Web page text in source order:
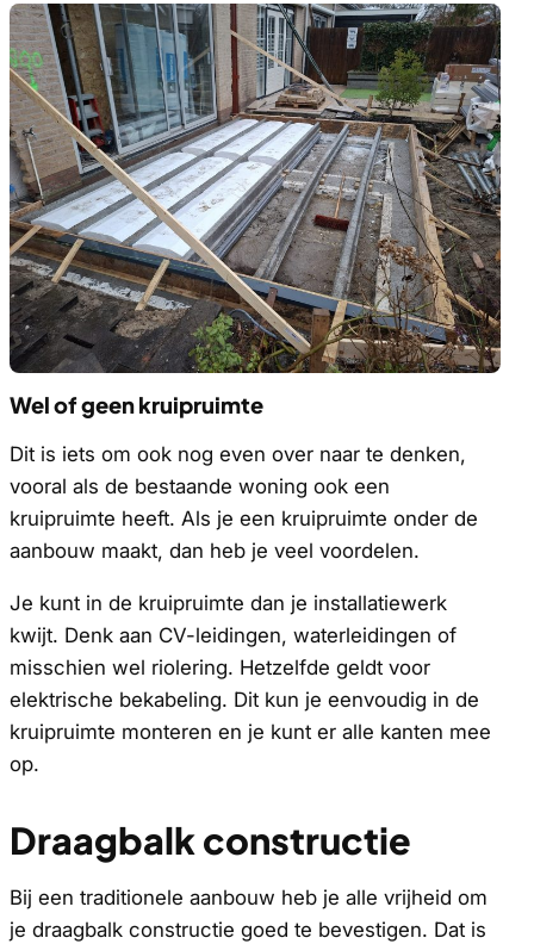
Wel of geen kruipruimte
Dit is iets om ook nog even over naar te denken,
vooral als de bestaande woning ook een
kruipruimte heeft. Als je een kruipruimte onder de
aanbouw maakt, dan heb je veel voordelen.
Je kunt in de kruipruimte dan je installatiewerk
kwijt. Denk aan CV-leidingen, waterleidingen of
misschien wel riolering. Hetzelfde geldt voor
elektrische bekabeling. Dit kun je eenvoudig in de
kruipruimte monteren en je kunt er alle kanten mee
op.
Draagbalk constructie
Bij een traditionele aanbouw heb je alle vrijheid om
je draagbalk constructie goed te bevestigen. Dat is